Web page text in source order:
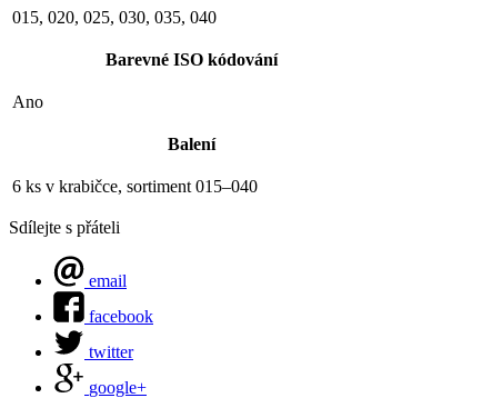
015, 020, 025, 030, 035, 040
Barevné ISO kódování
Ano
Balení
6 ks v krabičce, sortiment 015–040
Sdílejte s přáteli
email
facebook
twitter
google+